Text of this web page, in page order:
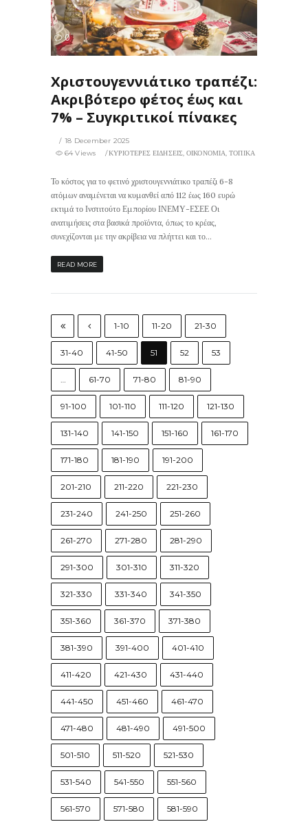
0
Χριστουγεννιάτικο τραπέζι:
Ακριβότερο φέτος έως και
7% – Συγκριτικοί πίνακες
18 December 2025
ΚΥΡΙΟΤΕΡΕΣ ΕΙΔΗΣΕΙΣ,ΟΙΚΟΝΟΜΙΑ,ΤΟΠΙΚΑ
64 Views
Το κόστος για το φετινό χριστουγεννιάτικο τραπέζι 6-8
ατόμων αναμένεται να κυμανθεί από 112 έως 160 ευρώ
εκτιμά το Ινστιτούτο Εμπορίου ΙΝΕΜΥ-ΕΣΕΕ Οι
ανατιμήσεις στα βασικά προϊόντα, όπως το κρέας,
συνεχίζονται με την ακρίβεια να πλήττει και το...
READ MORE
1-10 11-20 21-30
31-40 41-50 51 52 53
61-70 71-80 81-90
91-100 101-110 111-120 121-130
131-140 141-150 151-160 161-170
171-180 181-190 191-200
201-210 211-220 221-230
231-240 241-250 251-260
261-270 271-280 281-290
291-300 301-310 311-320
321-330 331-340 341-350
351-360 361-370 371-380
381-390 391-400 401-410
411-420 421-430 431-440
441-450 451-460 461-470
471-480 481-490 491-500
501-510 511-520 521-530
531-540 541-550 551-560
561-570 571-580 581-590